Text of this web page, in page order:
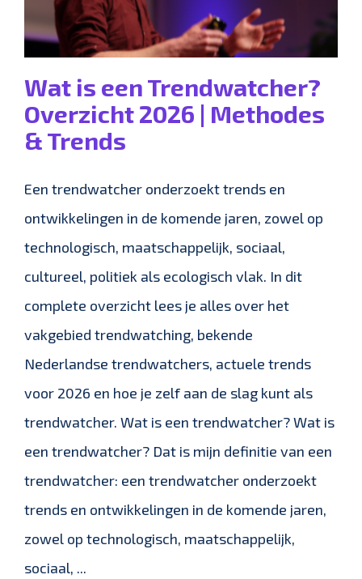
Wat is een Trendwatcher?
Overzicht 2026 | Methodes
& Trends
Een trendwatcher onderzoekt trends en
ontwikkelingen in de komende jaren, zowel op
technologisch, maatschappelijk, sociaal,
cultureel, politiek als ecologisch vlak. In dit
complete overzicht lees je alles over het
vakgebied trendwatching, bekende
Nederlandse trendwatchers, actuele trends
voor 2026 en hoe je zelf aan de slag kunt als
trendwatcher. Wat is een trendwatcher? Wat is
een trendwatcher? Dat is mijn definitie van een
trendwatcher: een trendwatcher onderzoekt
trends en ontwikkelingen in de komende jaren,
zowel op technologisch, maatschappelijk,
sociaal, ...